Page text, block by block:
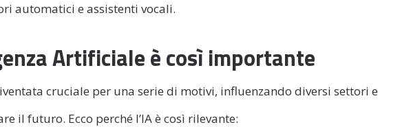
automatici e assistenti vocali.
Artificiale è così importante
cruciale per una serie di motivi, influenzando diversi settori e
il futuro. Ecco perché l’IA è così rilevante: